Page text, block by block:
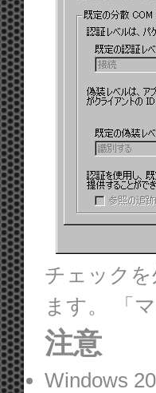
チェック
ます。 「
注意
Windows